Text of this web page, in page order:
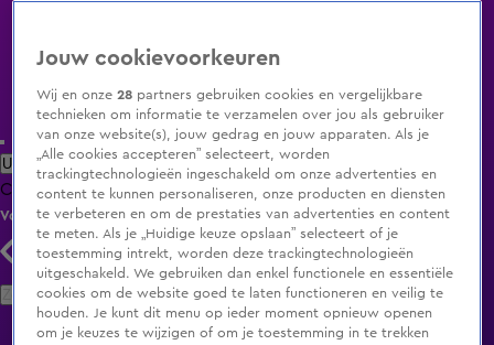
Uitzending Gemist Populaire programma's Zenders Genres
ClipsFilmsRadioSmart TV inlogShop
Volg KIJK
Zoeken
Jouw cookievoorkeuren
Wij en onze28 partners gebruiken cookies en vergelijkbare
technieken om informatie te verzamelen over jou als gebruiker
van onze website(s), jouw gedrag en jouw apparaten. Als je
„Alle cookies accepteren” selecteert, worden
trackingtechnologieën ingeschakeld om onze advertenties en
content te kunnen personaliseren, onze producten en diensten
te verbeteren en om de prestaties van advertenties en content
te meten. Als je „Huidige keuze opslaan” selecteert of je
toestemming intrekt, worden deze trackingtechnologieën
uitgeschakeld. We gebruiken dan enkel functionele en essentiële
cookies om de website goed te laten functioneren en veilig te
houden. Je kunt dit menu op ieder moment opnieuw openen
om je keuzes te wijzigen of om je toestemming in te trekken